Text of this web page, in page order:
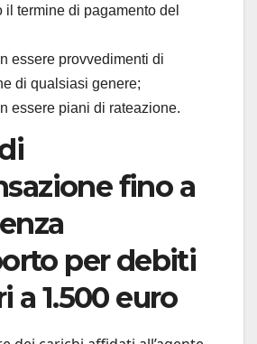
il termine di pagamento del
essere provvedimenti di
di qualsiasi genere;
essere piani di rateazione.
fino a
per debiti
a 1.500 euro